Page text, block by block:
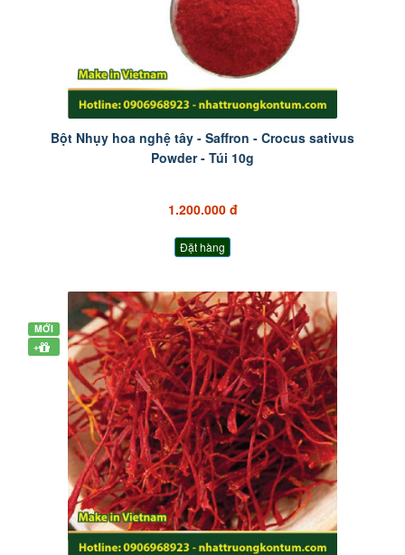
Bột Nhụy hoa nghệ tây - Saffron - Crocus sativus
Powder - Túi 10g
1.200.000 đ
Đặt hàng
MỚI
+